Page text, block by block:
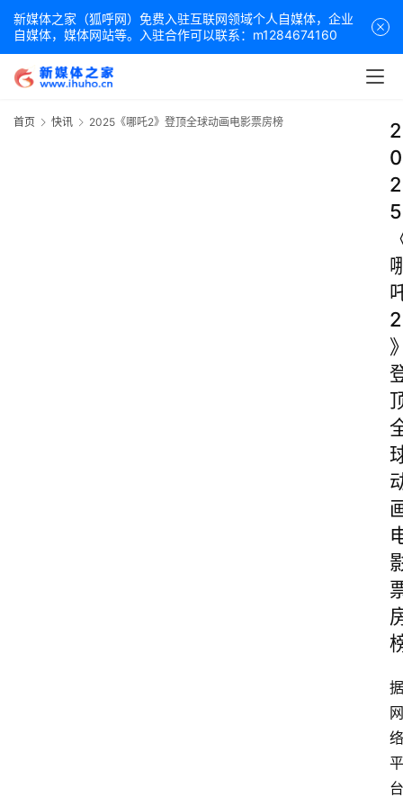
新媒体之家（狐呼网）免费入驻互联网领域个人自媒体，企业
自媒体，媒体网站等。入驻合作可以联系：m1284674160
首页 快讯 2025《哪吒2》登顶全球动画电影票房榜
2
0
2
5
2
据
网
络
平
台